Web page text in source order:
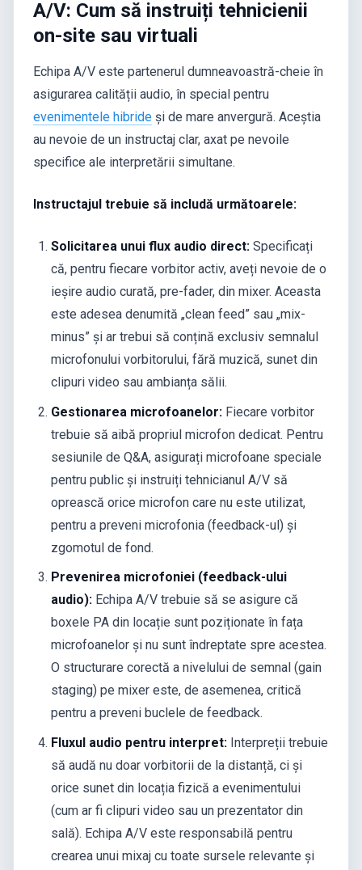
A/V: Cum să instruiți tehnicienii
on-site sau virtuali
Echipa A/V este partenerul dumneavoastră-cheie în
asigurarea calității audio, în special pentru
evenimentele hibride și de mare anvergură. Aceștia
au nevoie de un instructaj clar, axat pe nevoile
specifice ale interpretării simultane.
Instructajul trebuie să includă următoarele:
Solicitarea unui flux audio direct: Specificați
că, pentru fiecare vorbitor activ, aveți nevoie de o
ieșire audio curată, pre-fader, din mixer. Aceasta
este adesea denumită „clean feed” sau „mix-
minus” și ar trebui să conțină exclusiv semnalul
microfonului vorbitorului, fără muzică, sunet din
clipuri video sau ambianța sălii.
Gestionarea microfoanelor: Fiecare vorbitor
trebuie să aibă propriul microfon dedicat. Pentru
sesiunile de Q&A, asigurați microfoane speciale
pentru public și instruiți tehnicianul A/V să
oprească orice microfon care nu este utilizat,
pentru a preveni microfonia (feedback-ul) și
zgomotul de fond.
Prevenirea microfoniei (feedback-ului
audio): Echipa A/V trebuie să se asigure că
boxele PA din locație sunt poziționate în fața
microfoanelor și nu sunt îndreptate spre acestea.
O structurare corectă a nivelului de semnal (gain
staging) pe mixer este, de asemenea, critică
pentru a preveni buclele de feedback.
Fluxul audio pentru interpret: Interpreții trebuie
să audă nu doar vorbitorii de la distanță, ci și
orice sunet din locația fizică a evenimentului
(cum ar fi clipuri video sau un prezentator din
sală). Echipa A/V este responsabilă pentru
crearea unui mixaj cu toate sursele relevante și